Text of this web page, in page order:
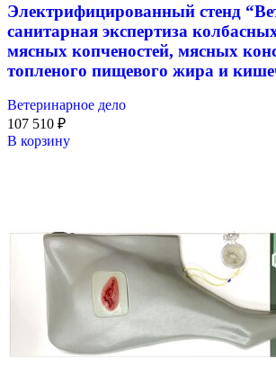
Электрифицированный стенд
санитарная экспертиза
мясных копченостей, мясных
топленого пищевого жира и
Ветеринарное дело
107 510 ₽
В корзину